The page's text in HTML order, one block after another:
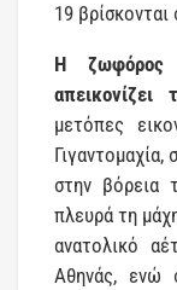
19
Η ζωφόρος
μετόπες
στην βόρεια
πλευρά τη
ανατολικό
Αθηνάς, ενώ